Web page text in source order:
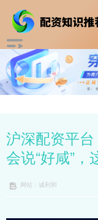
沪深配资平
会说“好咸”
网站：诚利和